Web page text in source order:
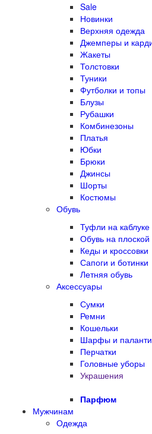
Sale
Новинки
Верхняя одежда
Джемперы и
Жакеты
Толстовки
Туники
Футболки и топы
Блузы
Рубашки
Комбинезоны
Платья
Юбки
Брюки
Джинсы
Шорты
Костюмы
Обувь
Туфли на каблуке
Обувь на
Кеды и кроссовки
Сапоги и ботинки
Летняя обувь
Аксессуары
Сумки
Ремни
Кошельки
Шарфы и
Перчатки
Головные уборы
Украшения
Парфюм
Мужчинам
Одежда